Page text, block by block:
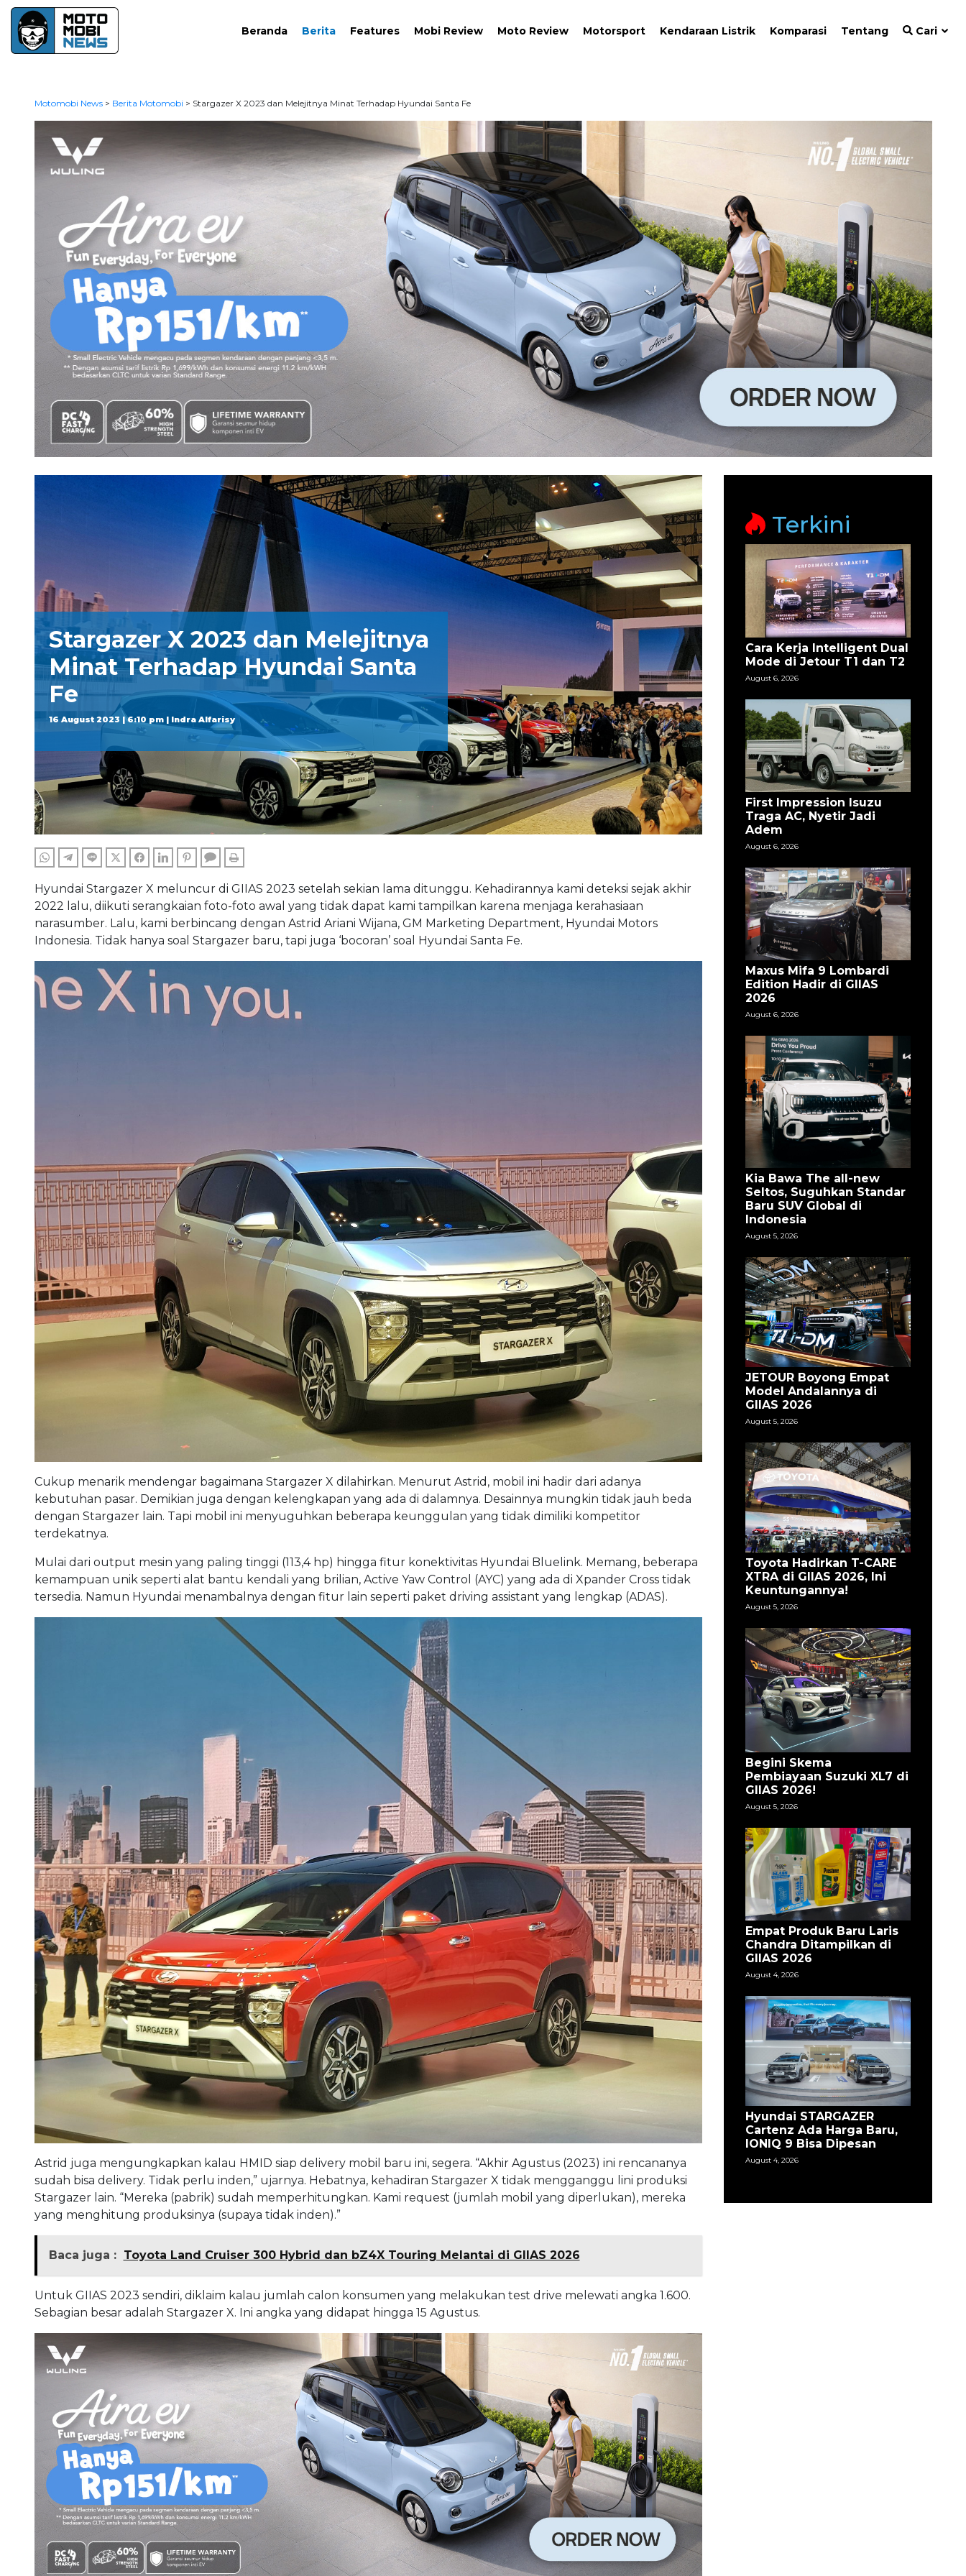
Beranda Berita Features Mobi Review Moto Review Motorsport Kendaraan Listrik Komparasi Tentang Cari
Motomobi News> Berita Motomobi > Stargazer X 2023 dan Melejitnya Minat Terhadap Hyundai Santa Fe
Stargazer X 2023 dan Melejitnya
Minat Terhadap Hyundai Santa
Fe
16 August 2023 | 6:10 pm | Indra Alfarisy
WHATSAPPTELEGRAM
LINE TWITTERFACEBOOKLINKEDINPINTERESTCOMMENTS
Hyundai Stargazer X meluncur di GIIAS 2023 setelah sekian lama ditunggu. Kehadirannya kami deteksi sejak akhir
2022 lalu, diikuti serangkaian foto-foto awal yang tidak dapat kami tampilkan karena menjaga kerahasiaan
narasumber. Lalu, kami berbincang dengan Astrid Ariani Wijana, GM Marketing Department, Hyundai Motors
Indonesia. Tidak hanya soal Stargazer baru, tapi juga ‘bocoran’ soal Hyundai Santa Fe.
Cukup menarik mendengar bagaimana Stargazer X dilahirkan. Menurut Astrid, mobil ini hadir dari adanya
kebutuhan pasar. Demikian juga dengan kelengkapan yang ada di dalamnya. Desainnya mungkin tidak jauh beda
dengan Stargazer lain. Tapi mobil ini menyuguhkan beberapa keunggulan yang tidak dimiliki kompetitor
terdekatnya.
Mulai dari output mesin yang paling tinggi (113,4 hp) hingga fitur konektivitas Hyundai Bluelink. Memang, beberapa
kemampuan unik seperti alat bantu kendali yang brilian, Active Yaw Control (AYC) yang ada di Xpander Cross tidak
tersedia. Namun Hyundai menambalnya dengan fitur lain seperti paket driving assistant yang lengkap (ADAS).
Astrid juga mengungkapkan kalau HMID siap delivery mobil baru ini, segera. “Akhir Agustus (2023) ini rencananya
sudah bisa delivery. Tidak perlu inden,” ujarnya. Hebatnya, kehadiran Stargazer X tidak mengganggu lini produksi
Stargazer lain. “Mereka (pabrik) sudah memperhitungkan. Kami request (jumlah mobil yang diperlukan), mereka
yang menghitung produksinya (supaya tidak inden).”
Baca juga : Toyota Land Cruiser 300 Hybrid dan bZ4X Touring Melantai di GIIAS 2026
Untuk GIIAS 2023 sendiri, diklaim kalau jumlah calon konsumen yang melakukan test drive melewati angka 1.600.
Sebagian besar adalah Stargazer X. Ini angka yang didapat hingga 15 Agustus.
Terkini
Cara Kerja Intelligent Dual
Mode di Jetour T1 dan T2
August 6, 2026
First Impression Isuzu
Traga AC, Nyetir Jadi
Adem
August 6, 2026
Maxus Mifa 9 Lombardi
Edition Hadir di GIIAS
2026
August 6, 2026
Kia Bawa The all-new
Seltos, Suguhkan Standar
Baru SUV Global di
Indonesia
August 5, 2026
JETOUR Boyong Empat
Model Andalannya di
GIIAS 2026
August 5, 2026
Toyota Hadirkan T-CARE
XTRA di GIIAS 2026, Ini
Keuntungannya!
August 5, 2026
Begini Skema
Pembiayaan Suzuki XL7 di
GIIAS 2026!
August 5, 2026
Empat Produk Baru Laris
Chandra Ditampilkan di
GIIAS 2026
August 4, 2026
Hyundai STARGAZER
Cartenz Ada Harga Baru,
IONIQ 9 Bisa Dipesan
August 4, 2026